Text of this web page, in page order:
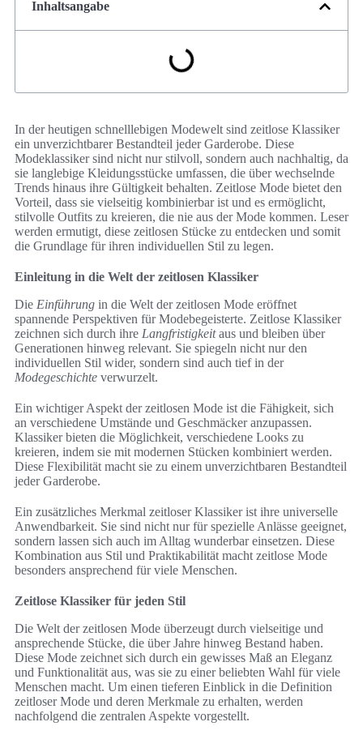
Inhaltsangabe
In der heutigen schnelllebigen Modewelt sind zeitlose Klassiker
ein unverzichtbarer Bestandteil jeder Garderobe. Diese
Modeklassiker sind nicht nur stilvoll, sondern auch nachhaltig, da
sie langlebige Kleidungsstücke umfassen, die über wechselnde
Trends hinaus ihre Gültigkeit behalten. Zeitlose Mode bietet den
Vorteil, dass sie vielseitig kombinierbar ist und es ermöglicht,
stilvolle Outfits zu kreieren, die nie aus der Mode kommen. Leser
werden ermutigt, diese zeitlosen Stücke zu entdecken und somit
die Grundlage für ihren individuellen Stil zu legen.
Einleitung in die Welt der zeitlosen Klassiker
Die Einführung in die Welt der zeitlosen Mode eröffnet
spannende Perspektiven für Modebegeisterte. Zeitlose Klassiker
zeichnen sich durch ihre Langfristigkeitaus und bleiben über
Generationen hinweg relevant. Sie spiegeln nicht nur den
individuellen Stil wider, sondern sind auch tief in der
Modegeschichte verwurzelt.
Ein wichtiger Aspekt der zeitlosen Mode ist die Fähigkeit, sich
an verschiedene Umstände und Geschmäcker anzupassen.
Klassiker bieten die Möglichkeit, verschiedene Looks zu
kreieren, indem sie mit modernen Stücken kombiniert werden.
Diese Flexibilität macht sie zu einem unverzichtbaren Bestandteil
jeder Garderobe.
Ein zusätzliches Merkmal zeitloser Klassiker ist ihre universelle
Anwendbarkeit. Sie sind nicht nur für spezielle Anlässe geeignet,
sondern lassen sich auch im Alltag wunderbar einsetzen. Diese
Kombination aus Stil und Praktikabilität macht zeitlose Mode
besonders ansprechend für viele Menschen.
Zeitlose Klassiker für jeden Stil
Die Welt der zeitlosen Mode überzeugt durch vielseitige und
ansprechende Stücke, die über Jahre hinweg Bestand haben.
Diese Mode zeichnet sich durch ein gewisses Maß an Eleganz
und Funktionalität aus, was sie zu einer beliebten Wahl für viele
Menschen macht. Um einen tieferen Einblick in die Definition
zeitloser Mode und deren Merkmale zu erhalten, werden
nachfolgend die zentralen Aspekte vorgestellt.